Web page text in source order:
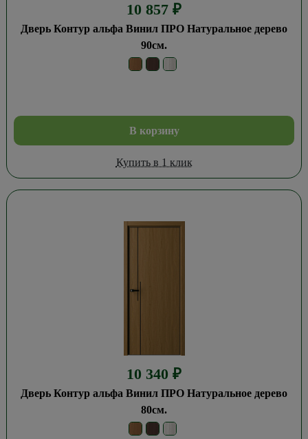
10 857 ₽
Дверь Контур альфа Винил ПРО Натуральное дерево
90см.
В корзину
Купить в 1 клик
10 340 ₽
Дверь Контур альфа Винил ПРО Натуральное дерево
80см.